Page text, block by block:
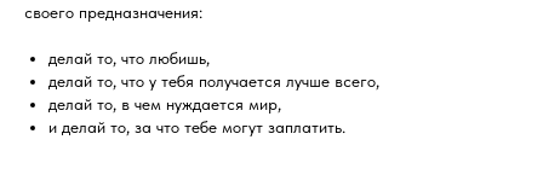
своего предназначения:
делай то, что любишь,
делай то, что у тебя получается лучше всего,
делай то, в чем нуждается мир,
и делай то, за что тебе могут заплатить.